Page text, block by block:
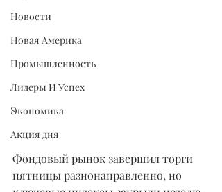
Новости
Новая Америка
Промышленность
Лидеры И Успех
Экономика
Акция дня
Фондовый рынок завершил торги
пятницы разнонаправленно, но